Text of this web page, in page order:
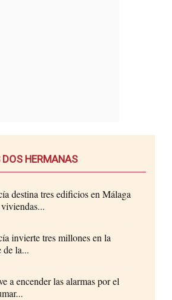
HERMANAS
destina tres edificios en Málaga
invierte tres millones en la
de la...
a encender las alarmas por el